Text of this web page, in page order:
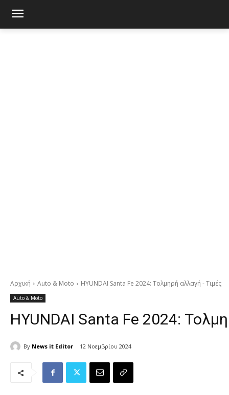
Αρχική Auto & Moto HYUNDAI Santa Fe 2024: Τολμηρή αλλαγή - Τιμές
Auto & Moto
HYUNDAI Santa Fe 2024:
By News it Editor 12 Νοεμβρίου 2024